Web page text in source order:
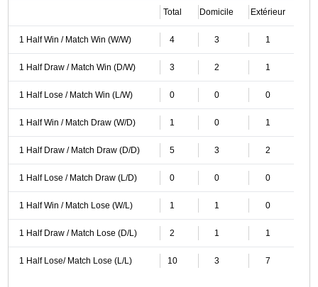
Total Domicile Extérieur
1 Half Win / Match Win (W/W) 4 3 1
1 Half Draw / Match Win (D/W) 3 2 1
1 Half Lose / Match Win (L/W) 0 0 0
1 Half Win / Match Draw (W/D) 1 0 1
1 Half Draw / Match Draw (D/D) 5 3 2
1 Half Lose / Match Draw (L/D) 0 0 0
1 Half Win / Match Lose (W/L) 1 1 0
1 Half Draw / Match Lose (D/L) 2 1 1
1 Half Lose/ Match Lose (L/L) 10 3 7